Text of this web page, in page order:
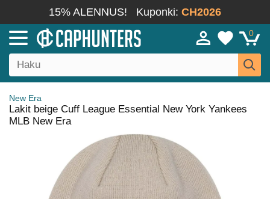
15% ALENNUS! Kuponki: CH2026
0
New Era
Lakit beige Cuff League Essential New York Yankees
MLB New Era